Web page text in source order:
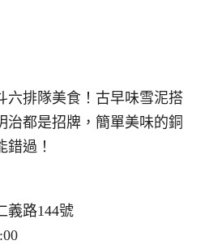
六排隊美食！古早味雪泥搭
治都是招牌，簡單美味的銅
過！
義路144號